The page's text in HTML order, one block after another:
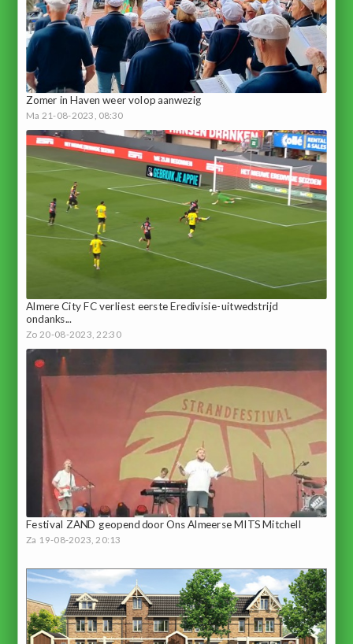
Zomer in Haven weer volop aanwezig
Ma 21-08-2023, 08:30
Almere City FC verliest eerste Eredivisie-uitwedstrijd
ondanks...
Zo 20-08-2023, 22:30
Festival ZAND geopend door Ons Almeerse MITS Mitchell
Za 19-08-2023, 20:13